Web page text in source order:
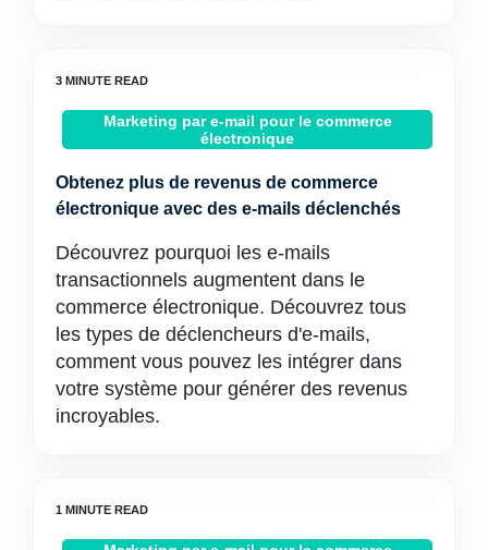
Marketing par e-mail pour le commerce
électronique
Obtenez plus de revenus de commerce
électronique avec des e-mails déclenchés
Découvrez pourquoi les e-mails
transactionnels augmentent dans le
commerce électronique. Découvrez tous
les types de déclencheurs d'e-mails,
comment vous pouvez les intégrer dans
votre système pour générer des revenus
incroyables.